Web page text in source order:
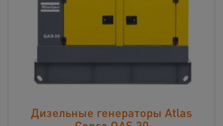
Дизельные генераторы Atlas